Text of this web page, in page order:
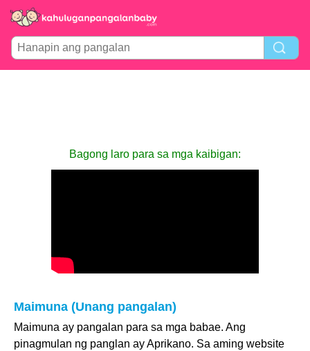
Bagong laro para sa mga kaibigan:
Maimuna (Unang pangalan)
Maimuna ay pangalan para sa mga babae. Ang
pinagmulan ng panglan ay Aprikano. Sa aming website